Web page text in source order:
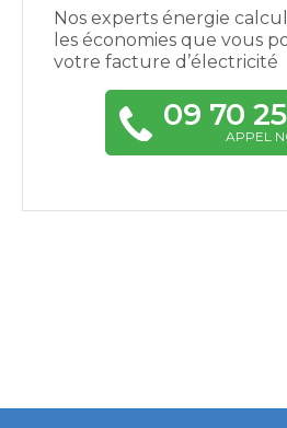
Nos experts énergie
les économies que vous
votre facture d’électricité
09 70
APPEL